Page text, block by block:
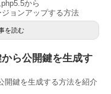
から
ョンアップする方法
を読む
ら公開鍵を生成す
開鍵を生成する方法を紹介